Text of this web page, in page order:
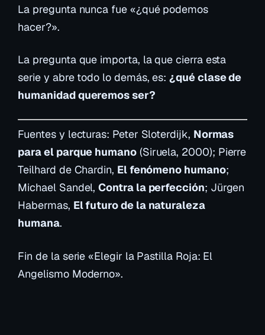
La pregunta nunca fue «¿qué podemos
hacer?».
La pregunta que importa, la que cierra esta
serie y abre todo lo demás, es:¿qué clase de
humanidad queremos ser?
Fuentes y lecturas: Peter Sloterdijk, Normas
para el parque humano(Siruela, 2000); Pierre
Teilhard de Chardin, El fenómeno humano;
Michael Sandel,Contra la perfección; Jürgen
Habermas, El futuro de la naturaleza
humana.
Fin de la serie «Elegir la Pastilla Roja: El
Angelismo Moderno».